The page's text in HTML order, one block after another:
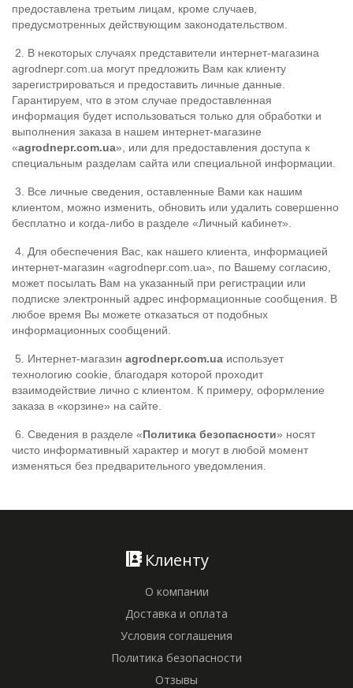
предоставлена третьим лицам, кроме случаев,
предусмотренных действующим законодательством.
2. В некоторых случаях представители интернет-магазина
agrodnepr.com.ua могут предложить Вам как клиенту
зарегистрироваться и предоставить личные данные.
Гарантируем, что в этом случае предоставленная
информация будет использоваться только для обработки и
выполнения заказа в нашем интернет-магазине
«agrodnepr.com.ua», или для предоставления доступа к
специальным разделам сайта или специальной информации.
3. Все личные сведения, оставленные Вами как нашим
клиентом, можно изменить, обновить или удалить совершенно
бесплатно и когда-либо в разделе «Личный кабинет».
4. Для обеспечения Вас, как нашего клиента, информацией
интернет-магазин «agrodnepr.com.ua», по Вашему согласию,
может посылать Вам на указанный при регистрации или
подписке электронный адрес информационные сообщения. В
любое время Вы можете отказаться от подобных
информационных сообщений.
5. Интернет-магазин agrodnepr.com.ua использует
технологию cookie, благодаря которой проходит
взаимодействие лично с клиентом. К примеру, оформление
заказа в «корзине» на сайте.
6. Сведения в разделе «Политика безопасности» носят
чисто информативный характер и могут в любой момент
изменяться без предварительного уведомления.
Клиенту
О компании
Доставка и оплата
Условия соглашения
Политика безопасности
Отзывы